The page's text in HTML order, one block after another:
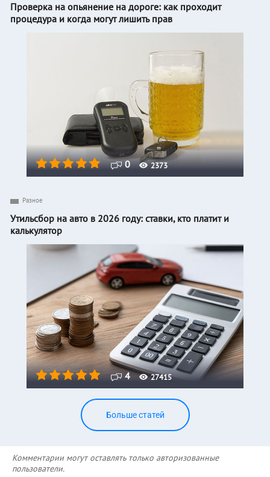
0 2373
Проверка на опьянение на дороге: как проходит
процедура и когда могут лишить прав
4 27415
Разное
Утильсбор на авто в 2026 году: ставки, кто платит и
калькулятор
Больше статей
Комментарии могут оставлять только авторизованные
пользователи.